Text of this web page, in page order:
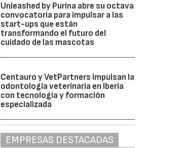
Unleashed by Purina abre su octava
convocatoria para impulsar a las
start-ups que están
transformando el futuro del
cuidado de las mascotas
Centauro y VetPartners impulsan la
odontología veterinaria en Iberia
con tecnología y formación
especializada
EMPRESAS DESTACADAS